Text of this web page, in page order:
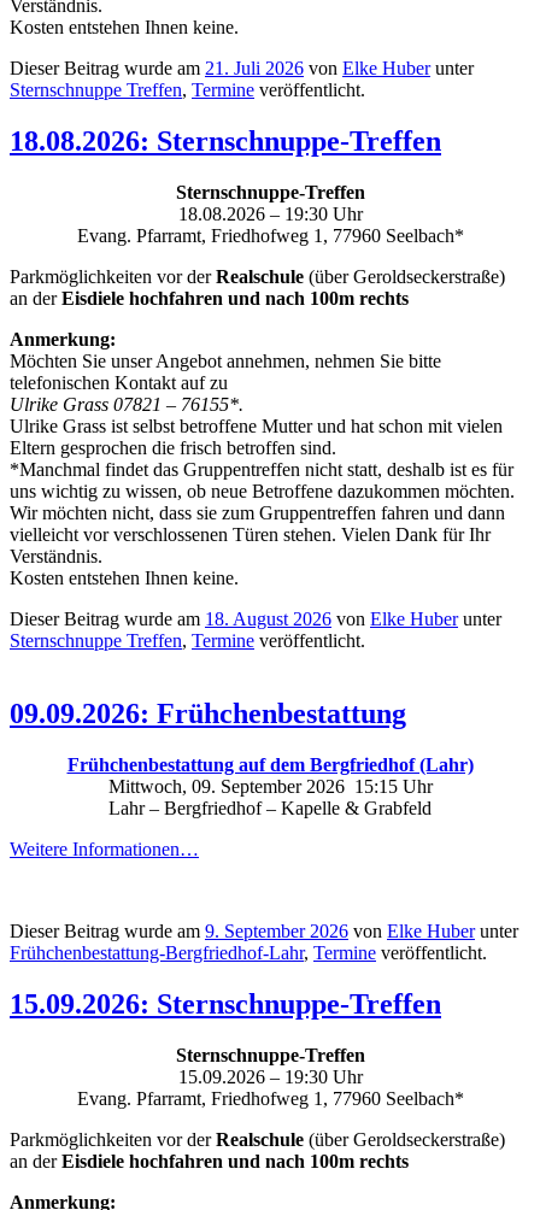
Verständnis.
Kosten entstehen Ihnen keine.
Dieser Beitrag wurde am 21. Juli 2026 von Elke Huberunter
Sternschnuppe Treffen, Termine veröffentlicht.
18.08.2026: Sternschnuppe-Treffen
Sternschnuppe-Treffen
18.08.2026 – 19:30 Uhr
Evang. Pfarramt, Friedhofweg 1, 77960 Seelbach*
Parkmöglichkeiten vor derRealschule (über Geroldseckerstraße)
an derEisdiele hochfahren und nach 100m rechts
Anmerkung:
Möchten Sie unser Angebot annehmen, nehmen Sie bitte
telefonischen Kontakt auf zu
Ulrike Grass 07821 – 76155*.
Ulrike Grass ist selbst betroffene Mutter und hat schon mit vielen
Eltern gesprochen die frisch betroffen sind.
*Manchmal findet das Gruppentreffen nicht statt, deshalb ist es für
uns wichtig zu wissen, ob neue Betroffene dazukommen möchten.
Wir möchten nicht, dass sie zum Gruppentreffen fahren und dann
vielleicht vor verschlossenen Türen stehen. Vielen Dank für Ihr
Verständnis.
Kosten entstehen Ihnen keine.
Dieser Beitrag wurde am 18. August 2026 von Elke Huberunter
Sternschnuppe Treffen, Termine veröffentlicht.
09.09.2026: Frühchenbestattung
Frühchenbestattung auf dem Bergfriedhof (Lahr)
Mittwoch, 09. September 2026 15:15 Uhr
Lahr – Bergfriedhof – Kapelle & Grabfeld
Weitere Informationen…
Dieser Beitrag wurde am 9. September 2026 von Elke Huberunter
Frühchenbestattung-Bergfriedhof-Lahr, Termine veröffentlicht.
15.09.2026: Sternschnuppe-Treffen
Sternschnuppe-Treffen
15.09.2026 – 19:30 Uhr
Evang. Pfarramt, Friedhofweg 1, 77960 Seelbach*
Parkmöglichkeiten vor derRealschule (über Geroldseckerstraße)
an derEisdiele hochfahren und nach 100m rechts
Anmerkung: